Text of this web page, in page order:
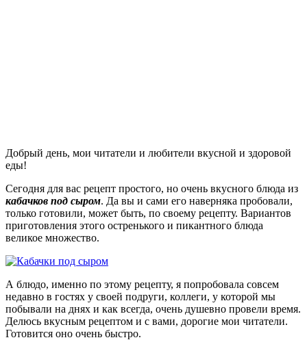
Добрый день, мои читатели и любители вкусной и здоровой
еды!
Сегодня для вас рецепт простого, но очень вкусного блюда из
кабачков под сыром. Да вы и сами его наверняка пробовали,
только готовили, может быть, по своему рецепту. Вариантов
приготовления этого остренького и пикантного блюда
великое множество.
А блюдо, именно по этому рецепту, я попробовала совсем
недавно в гостях у своей подруги, коллеги, у которой мы
побывали на днях и как всегда, очень душевно провели время.
Делюсь вкусным рецептом и с вами, дорогие мои читатели.
Готовится оно очень быстро.